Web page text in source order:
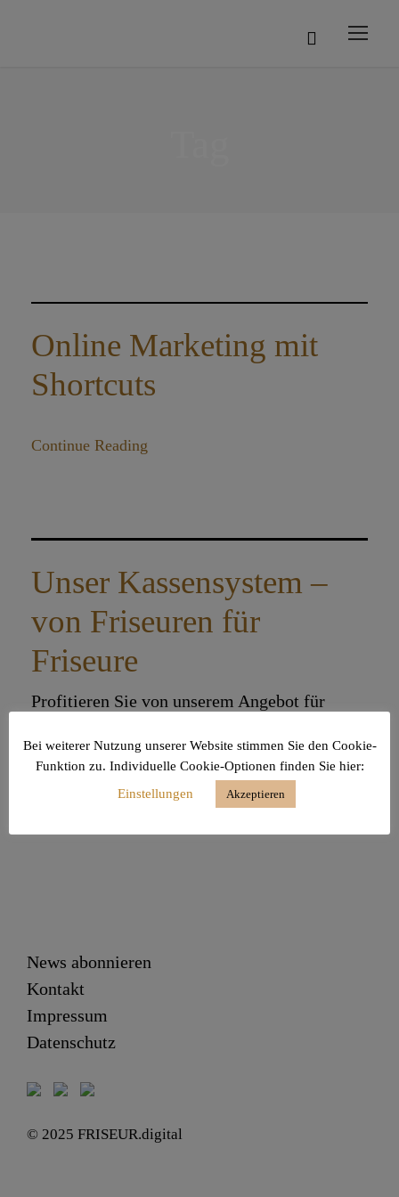
Online Marketing mit
Shortcuts
Continue Reading
Unser Kassensystem –
von Friseuren für
Friseure
Profitieren Sie von unserem Angebot für
Continue Reading
News abonnieren
Kontakt
Impressum
Datenschutz
© 2025 FRISEUR.digital
Bei weiterer Nutzung unserer Website stimmen Sie den Cookie-
Funktion zu. Individuelle Cookie-Optionen finden Sie hier:
Einstellungen
Akzeptieren